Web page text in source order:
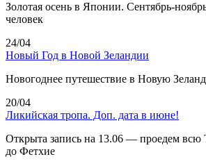
Золотая осень в Японии. Сентябрь-
человек
24/04
Новый Год в Новой Зеландии
Новогоднее путешествие в Новую
20/04
Ликийская тропа. Доп. дата в июне!
Открыта запись на 13.06 — проедем всю
до Фетхие